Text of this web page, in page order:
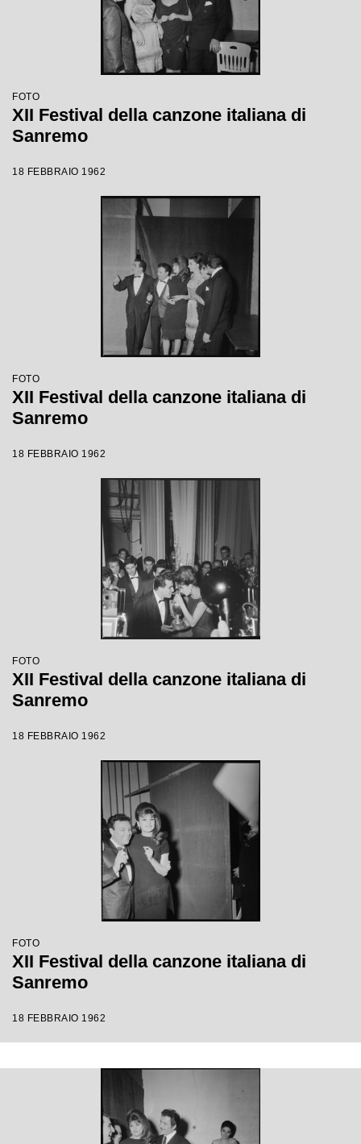
FOTO
XII Festival della canzone italiana di
Sanremo
18 FEBBRAIO 1962
FOTO
XII Festival della canzone italiana di
Sanremo
18 FEBBRAIO 1962
FOTO
XII Festival della canzone italiana di
Sanremo
18 FEBBRAIO 1962
FOTO
XII Festival della canzone italiana di
Sanremo
18 FEBBRAIO 1962